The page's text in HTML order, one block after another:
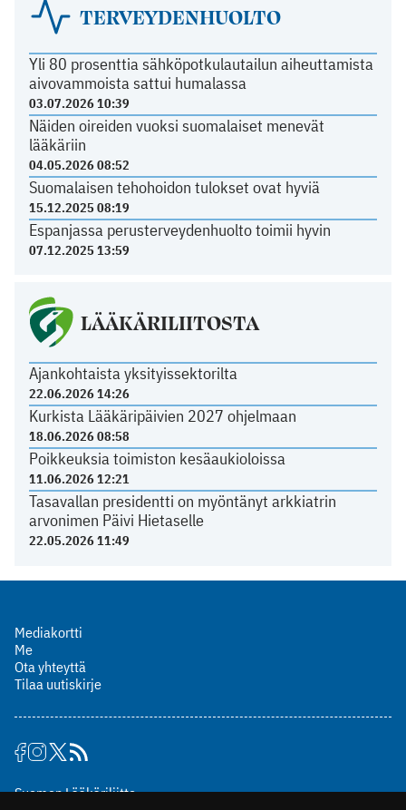
TERVEYDENHUOLTO
Yli 80 prosenttia sähköpotkulautailun aiheuttamista
aivovammoista sattui humalassa
03.07.2026 10:39
Näiden oireiden vuoksi suomalaiset menevät
lääkäriin
04.05.2026 08:52
Suomalaisen tehohoidon tulokset ovat hyviä
15.12.2025 08:19
Espanjassa perusterveydenhuolto toimii hyvin
07.12.2025 13:59
LÄÄKÄRILIITOSTA
Ajankohtaista yksityissektorilta
22.06.2026 14:26
Kurkista Lääkäripäivien 2027 ohjelmaan
18.06.2026 08:58
Poikkeuksia toimiston kesäaukioloissa
11.06.2026 12:21
Tasavallan presidentti on myöntänyt arkkiatrin
arvonimen Päivi Hietaselle
22.05.2026 11:49
Mediakortti
Me
Ota yhteyttä
Tilaa uutiskirje
Suomen Lääkäriliitto